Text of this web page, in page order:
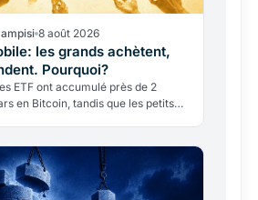
8 août 2026
les grands achètent,
Pourquoi?
ETF ont accumulé près de 2
en Bitcoin, tandis que les petits